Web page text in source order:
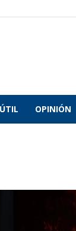
OPINIÓN